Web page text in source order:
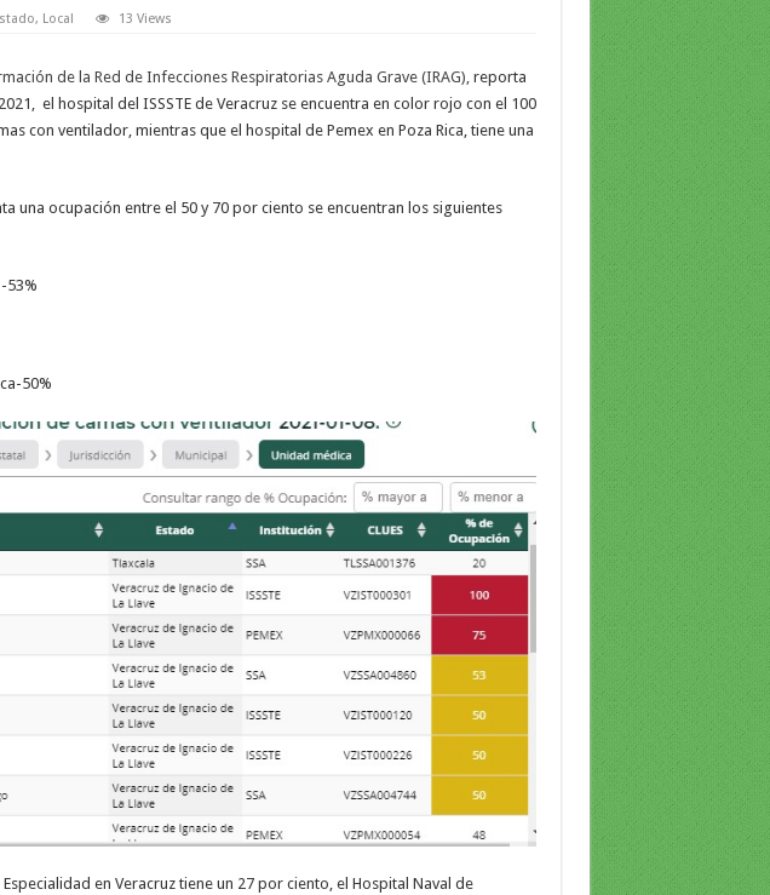
, Local 13 Views
de la Red de Infecciones Respiratorias Aguda Grave (IRAG), reporta
el hospital del ISSSTE de Veracruz se encuentra en color rojo con el 100
con ventilador, mientras que el hospital de Pemex en Poza Rica, tiene una
una ocupación entre el 50 y 70 por ciento se encuentran los siguientes
53%
50%
en Veracruz tiene un 27 por ciento, el Hospital Naval de